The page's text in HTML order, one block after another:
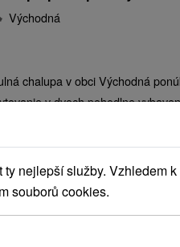
Východná
chalupa v obci Východná
v dvoch pohodlne
nejlepší služby. Vzhledem
souborů cookies.